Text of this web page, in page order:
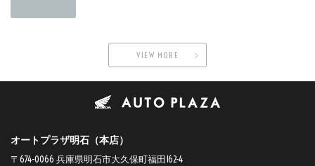
VIEW MORE
オートプラザ明石（本店）
〒674-0066 兵庫県明石市大久保町福田162-4